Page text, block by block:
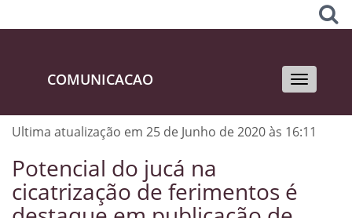
Toggle
COMUNICACAO
Ultima atualização em 25 de Junho de 2020 às 16:11
Potencial do jucá na
cicatrização de ferimentos é